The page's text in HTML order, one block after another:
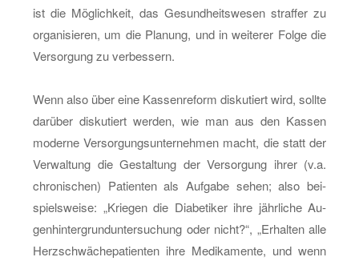
ist die Mög­lich­keit, das Ge­sund­heits­we­sen straf­fer zu
or­ga­ni­sie­ren, um die Pla­nung, und in wei­te­rer Folge die
Ver­sor­gung zu ver­bes­sern.
Wenn also über eine Kas­sen­re­form dis­ku­tiert wird, soll­te
dar­über dis­ku­tiert wer­den, wie man aus den Kas­sen
mo­der­ne Ver­sor­gungs­un­ter­neh­men macht, die statt der
Ver­wal­tung die Ge­stal­tung der Ver­sor­gung ihrer (v.a.
chro­ni­schen) Pa­ti­en­ten als Auf­ga­be sehen; also bei­
spiels­wei­se: „Krie­gen die Dia­be­ti­ker ihre jähr­li­che Au­
gen­hin­ter­grund­un­ter­su­chung oder nicht?“, „Er­hal­ten alle
Herz­schwä­che­pa­ti­en­ten ihre Me­di­ka­men­te, und wenn